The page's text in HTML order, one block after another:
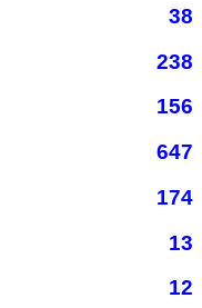
38
238
156
647
174
13
12